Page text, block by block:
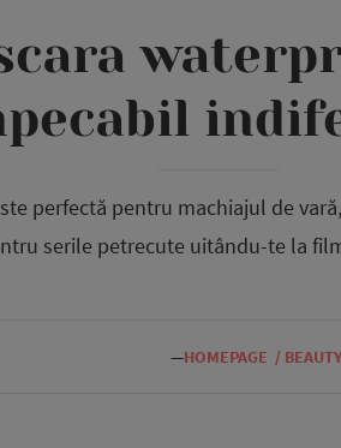
perfectă pentru machiajul de
serile petrecute uitându-te la
—HOMEPAGE / BEAUTY